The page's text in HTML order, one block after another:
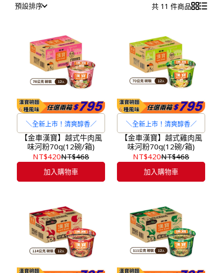
預設排序 共 11 件商品
＼全新上市！清爽醇香／
【金車漢寶】越式牛肉風
味河粉70g(12碗/箱)
NT$420NT$468
加入購物車
＼全新上市！清爽醇香／
【金車漢寶】越式雞肉風
味河粉70g(12碗/箱)
NT$420NT$468
加入購物車